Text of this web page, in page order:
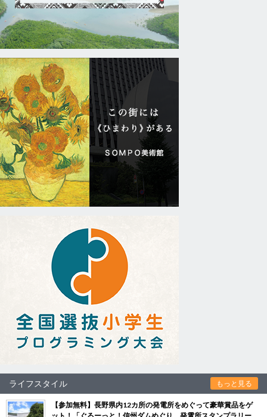
ライフスタイル もっと見る
【参加無料】長野県内12カ所の発電所をめぐって豪華賞品をゲ